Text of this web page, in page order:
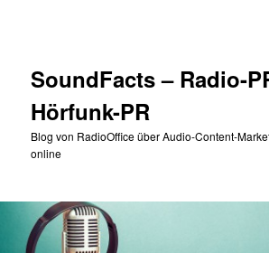
SoundFacts – Radio-
Hörfunk-PR
Blog von RadioOffice über Audio-Content-
online